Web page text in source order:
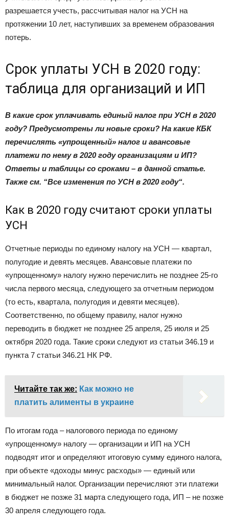
разрешается учесть, рассчитывая налог на УСН на
протяжении 10 лет, наступивших за временем образования
потерь.
Срок уплаты УСН в 2020 году:
таблица для организаций и ИП
В какие срок уплачивать единый налог при УСН в 2020
году? Предусмотрены ли новые сроки? На какие КБК
перечислять «упрощенный» налог и авансовые
платежи по нему в 2020 году организациям и ИП?
Ответы и таблицы со сроками – в данной статье.
Также см. “Все изменения по УСН в 2020 году“.
Как в 2020 году считают сроки уплаты
УСН
Отчетные периоды по единому налогу на УСН — квартал,
полугодие и девять месяцев. Авансовые платежи по
«упрощенному» налогу нужно перечислить не позднее 25-го
числа первого месяца, следующего за отчетным периодом
(то есть, квартала, полугодия и девяти месяцев).
Соответственно, по общему правилу, налог нужно
переводить в бюджет не позднее 25 апреля, 25 июля и 25
октября 2020 года. Такие сроки следуют из статьи 346.19 и
пункта 7 статьи 346.21 НК РФ.
Читайте так же: Как можно не
платить алименты в украине
По итогам года – налогового периода по единому
«упрощенному» налогу — организации и ИП на УСН
подводят итог и определяют итоговую сумму единого налога,
при объекте «доходы минус расходы» — единый или
минимальный налог. Организации перечисляют эти платежи
в бюджет не позже 31 марта следующего года, ИП – не позже
30 апреля следующего года.